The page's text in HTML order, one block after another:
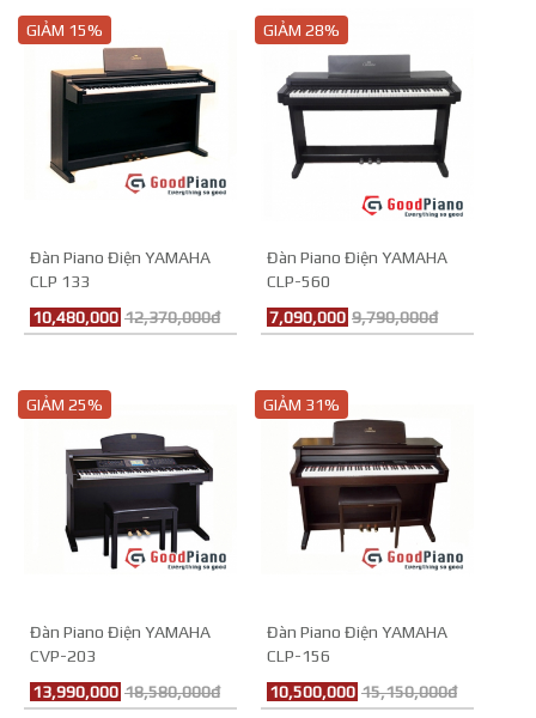
GIẢM 15%
Đàn Piano Điện YAMAHA
CLP 133
10,480,000 12,370,000đ
GIẢM 28%
Đàn Piano Điện YAMAHA
CLP-560
7,090,000 9,790,000đ
GIẢM 25%
Đàn Piano Điện YAMAHA
CVP-203
13,990,000 18,580,000đ
GIẢM 31%
Đàn Piano Điện YAMAHA
CLP-156
10,500,000 15,150,000đ